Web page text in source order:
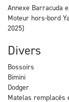
Annexe Barracuda
Moteur hors-bord
2025)
Divers
Bossoirs
Bimini
Dodger
Matelas remplacés